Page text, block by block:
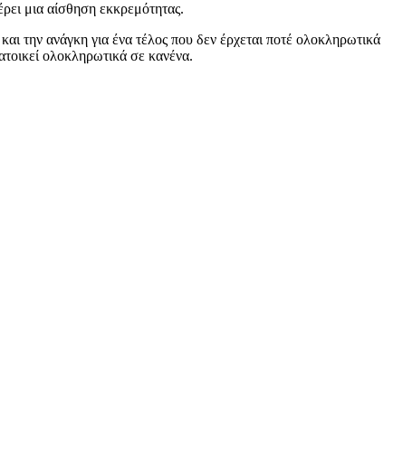
μια αίσθηση εκκρεμότητας.
την ανάγκη για ένα τέλος που δεν έρχεται ποτέ ολοκληρωτικά
ολοκληρωτικά σε κανένα.